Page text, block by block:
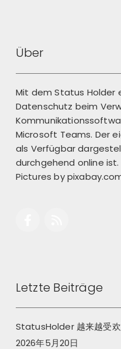
Über
Mit dem Status Holder
Datenschutz beim
Microsoft Teams. Der
als Verfügbar
durchgehend online ist.
Pictures by
Letzte Beiträge
StatusHolder 越来越受欢
2026年5月20日